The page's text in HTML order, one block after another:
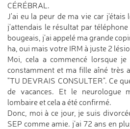
CÉRÉBRAL.
J'ai eu la peur de ma vie car j'étais
j'attendais le résultat par
bougeais, j'ai appelé ma grande
ha, oui mais votre IRM à juste 2
Moi, cela a commencé lorsque je
constamment et ma fille aîné très
"TU DEVRAIS CONSULTER". Ce
de vacances. Et le neurologue
lombaire et cela a été confirmé.
Donc, moi à ce jour, je suis
SEP comme amie. j'ai 72 ans en